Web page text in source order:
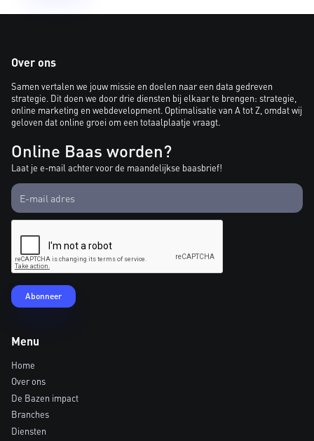
Over ons
Samen vertalen we jouw missie en doelen naar een data gedreven
strategie. Dit doen we door drie diensten bij elkaar te brengen: strategie,
online marketing en webdevelopment. Optimalisatie van A tot Z, omdat wij
geloven dat online groei om een totaalplaatje vraagt.
Online Baas worden?
Laat je e-mail achter voor de maandelijkse baasbrief!
Menu
Home
Over ons
De Bazen impact
Branches
Diensten